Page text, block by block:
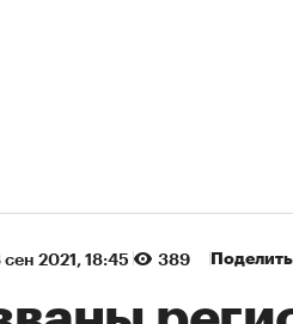
2021, 18:45 389